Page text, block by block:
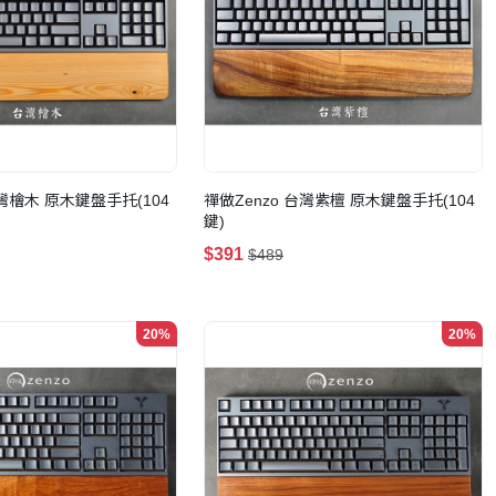
檜木 原木鍵盤手托(104
禪做Zenzo 台灣紫檀 原木鍵盤手托(104
鍵)
$391 $489
20% 20%